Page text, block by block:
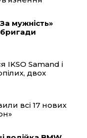
мужність»
бригади
IKSO Samand і
двох
всі 17 нових